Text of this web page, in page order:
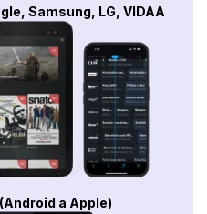
Samsung, LG, VIDAA
a Apple)